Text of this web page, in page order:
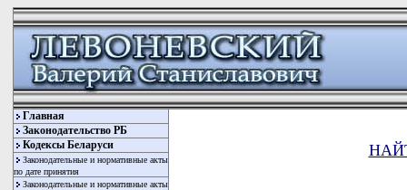
Главная
Законодательство РБ
Кодексы Беларуси
Законодательные и нормативные акты
по дате принятия
Законодательные и нормативные акты